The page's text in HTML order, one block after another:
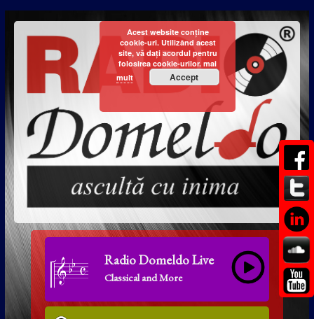
Radio Domeldo Live
Classical and More
Acest website conține
cookie-uri. Utilizând acest
site, vă dați acordul pentru
folosirea cookie-urilor. mai
mult
Accept